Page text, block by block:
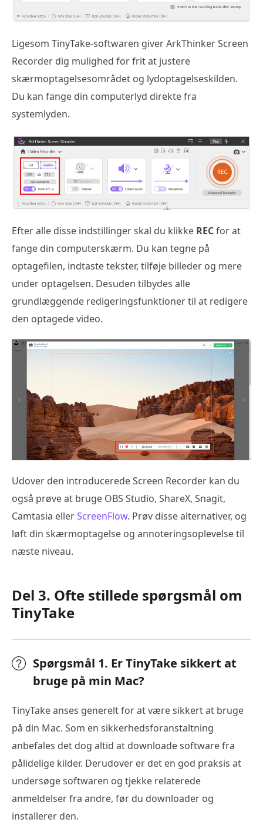
Ligesom TinyTake-softwaren giver ArkThinker Screen
Recorder dig mulighed for frit at justere
skærmoptagelsesområdet og lydoptagelseskilden.
Du kan fange din computerlyd direkte fra
systemlyden.
Efter alle disse indstillinger skal du klikke RECfor at
fange din computerskærm. Du kan tegne på
optagefilen, indtaste tekster, tilføje billeder og mere
under optagelsen. Desuden tilbydes alle
grundlæggende redigeringsfunktioner til at redigere
den optagede video.
Udover den introducerede Screen Recorder kan du
også prøve at bruge OBS Studio, ShareX, Snagit,
Camtasia ellerScreenFlow. Prøv disse alternativer, og
løft din skærmoptagelse og annoteringsoplevelse til
næste niveau.
Del 3. Ofte stillede spørgsmål om
TinyTake
Spørgsmål 1. Er TinyTake sikkert at
bruge på min Mac?
TinyTake anses generelt for at være sikkert at bruge
på din Mac. Som en sikkerhedsforanstaltning
anbefales det dog altid at downloade software fra
pålidelige kilder. Derudover er det en god praksis at
undersøge softwaren og tjekke relaterede
anmeldelser fra andre, før du downloader og
installerer den.